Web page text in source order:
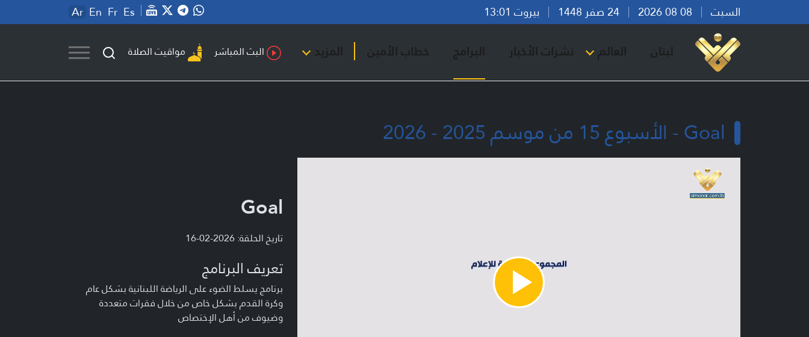
السبت بيروت 13:01 Ar En Fr Es
لبنان العالم نشرات الأخبار البرامج خطاب الأمين المزيد البث المباشر مواقيت الصلاة
Goal - الأسبوع 15 من موسم 2025 - 2026
Play
Video
Goal
تاريخ الحلقة: 2026-02-16
تعريف البرنامج
برنامج يسلط الضوء على الرياضة اللبنانية بشكل عام
وكرة القدم بشكل خاص من خلال فقرات متعددة
وضيوف من أهل الإختصاص